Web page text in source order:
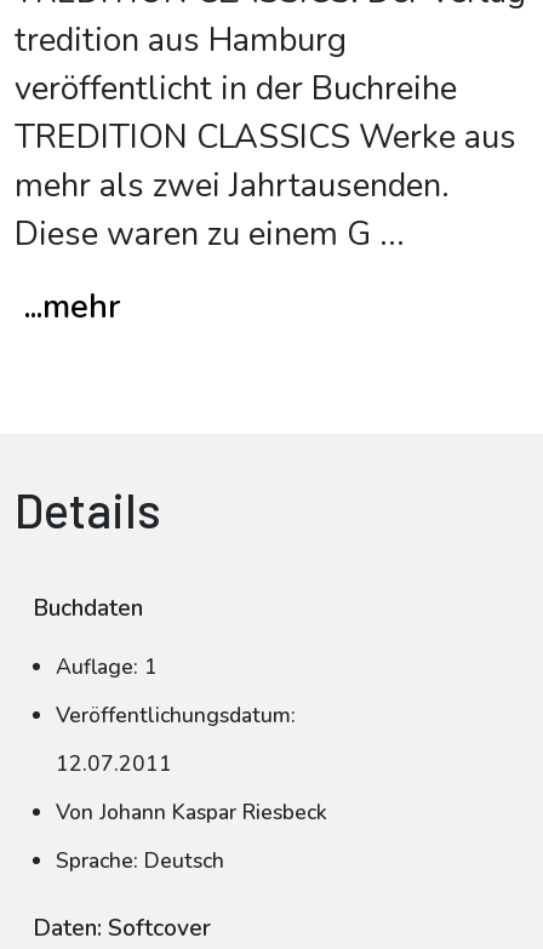
tredition aus Hamburg
veröffentlicht in der Buchreihe
TREDITION CLASSICS Werke aus
mehr als zwei Jahrtausenden.
Diese waren zu einem G ...
...mehr
Details
Buchdaten
Auflage: 1
Veröffentlichungsdatum:
12.07.2011
Von Johann Kaspar Riesbeck
Sprache: Deutsch
Daten: Softcover